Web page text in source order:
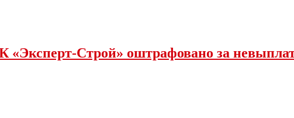
«Эксперт-Строй» оштрафовано за